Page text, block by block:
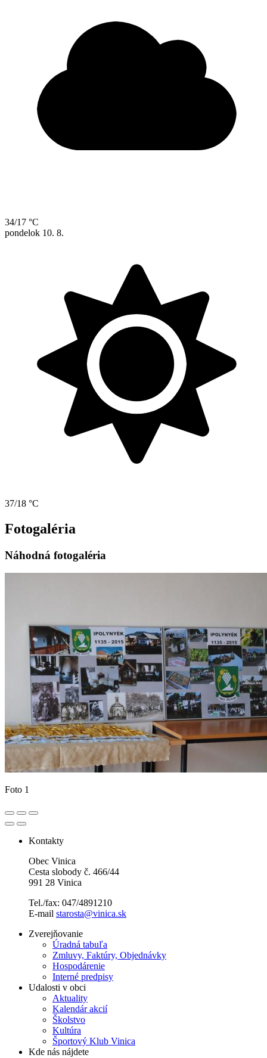
34/17 °C
pondelok 10. 8.
37/18 °C
Fotogaléria
Náhodná fotogaléria
Foto 1
Kontakty
Obec Vinica
Cesta slobody č. 466/44
991 28 Vinica
Tel./fax: 047/4891210
E-mail starosta@vinica.sk
Zverejňovanie
Úradná tabuľa
Zmluvy, Faktúry, Objednávky
Hospodárenie
Interné predpisy
Udalosti v obci
Aktuality
Kalendár akcií
Školstvo
Kultúra
Športový Klub Vinica
Kde nás nájdete